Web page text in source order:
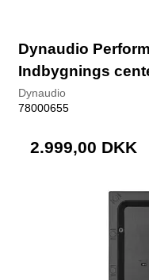
Dynaudio
Indbygnings
Dynaudio
78000655
2.999,00 DKK